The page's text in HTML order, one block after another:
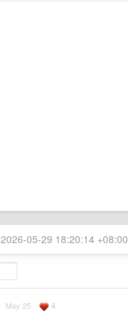
2026-05-29 18:20:14 +08:00
May 25 4